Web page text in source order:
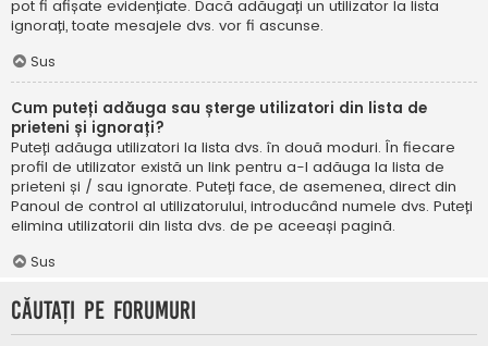
pot fi afișate evidențiate. Dacă adăugați un utilizator la lista
ignorați, toate mesajele dvs. vor fi ascunse.
Sus
Cum puteți adăuga sau șterge utilizatori din lista de
prieteni și ignorați?
Puteți adăuga utilizatori la lista dvs. în două moduri. În fiecare
profil de utilizator există un link pentru a-l adăuga la lista de
prieteni și / sau ignorate. Puteți face, de asemenea, direct din
Panoul de control al utilizatorului, introducând numele dvs. Puteți
elimina utilizatorii din lista dvs. de pe aceeași pagină.
Sus
Căutați pe forumuri